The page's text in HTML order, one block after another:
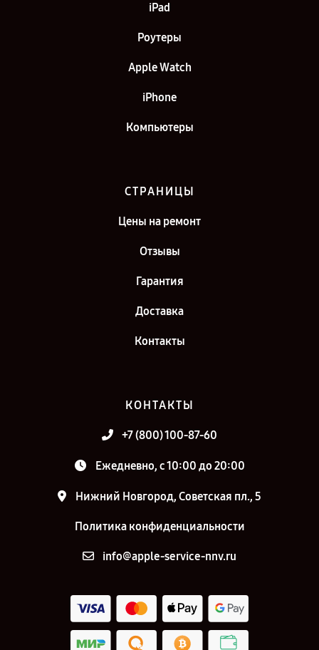
iPad
Роутеры
Apple Watch
iPhone
Компьютеры
СТРАНИЦЫ
Цены на ремонт
Отзывы
Гарантия
Доставка
Контакты
КОНТАКТЫ
+7 (800) 100-87-60
Ежедневно, с 10:00 до 20:00
Нижний Новгород, Советская пл., 5
Политика конфиденциальности
info@apple-service-nnv.ru